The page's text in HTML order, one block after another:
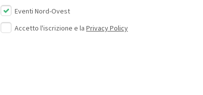
Eventi Nord-Ovest
Accetto l'iscrizione e la Privacy Policy